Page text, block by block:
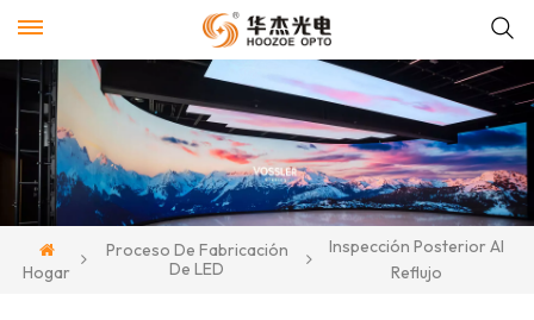
Hogar
Proceso De Fabricación
De LED
Inspección Posterior Al
Reflujo